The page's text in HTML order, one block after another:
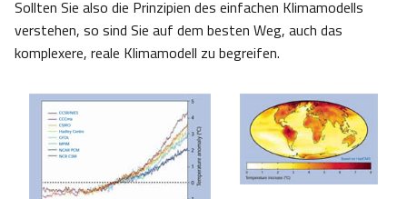
Sollten Sie also die Prinzipien des einfachen Klimamodells
verstehen, so sind Sie auf dem besten Weg, auch das
komplexere, reale Klimamodell zu begreifen.